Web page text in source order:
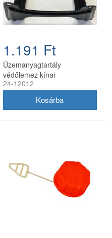
1.191 Ft
Üzemanyagtartály
védőlemez kínai
benzinmotoros fűkaszákhoz
24-12012